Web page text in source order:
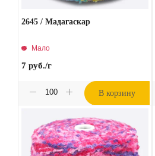
2645 / Мадагаскар
Мало
7 руб./г
В корзину